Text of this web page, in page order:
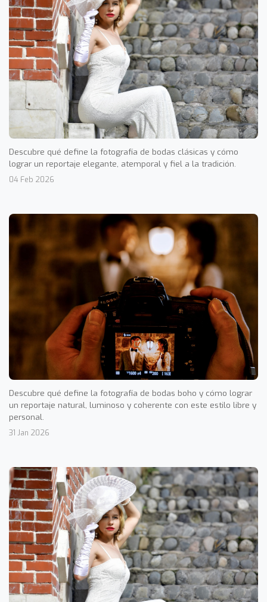
Descubre qué define la fotografía de bodas clásicas y cómo
lograr un reportaje elegante, atemporal y fiel a la tradición.
04 Feb 2026
Descubre qué define la fotografía de bodas boho y cómo lograr
un reportaje natural, luminoso y coherente con este estilo libre y
personal.
31 Jan 2026